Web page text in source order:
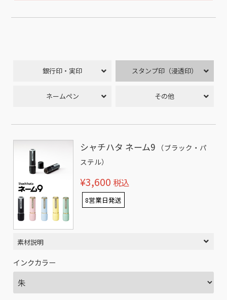
銀行印・実印 スタンプ印（浸透印）
ネームペン その他
シャチハタ ネーム9
（ブラック・パ
ステル）
¥3,600 税込
8営業日発送
素材説明
インクカラー